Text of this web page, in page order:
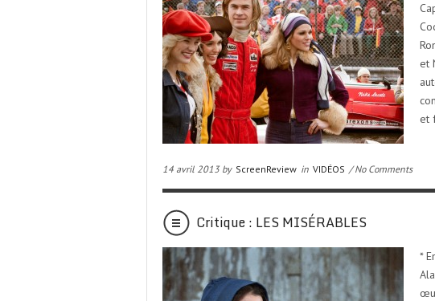
et
et
14 avril 2013 by ScreenReview in VIDÉOS / No Comments
Critique : LES MISÉRABLES
*